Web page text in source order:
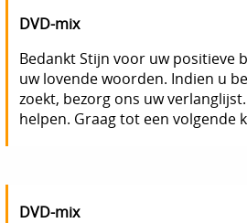
DVD-mix
Bedankt Stijn voor uw positieve
uw lovende woorden. Indien u
zoekt, bezorg ons uw
helpen. Graag tot een volgende
DVD-mix